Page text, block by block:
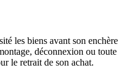
les biens avant son enchère
déconnexion ou toute
le retrait de son achat.